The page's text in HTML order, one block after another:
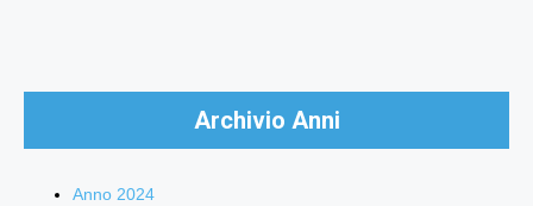
Archivio Anni
Anno 2024